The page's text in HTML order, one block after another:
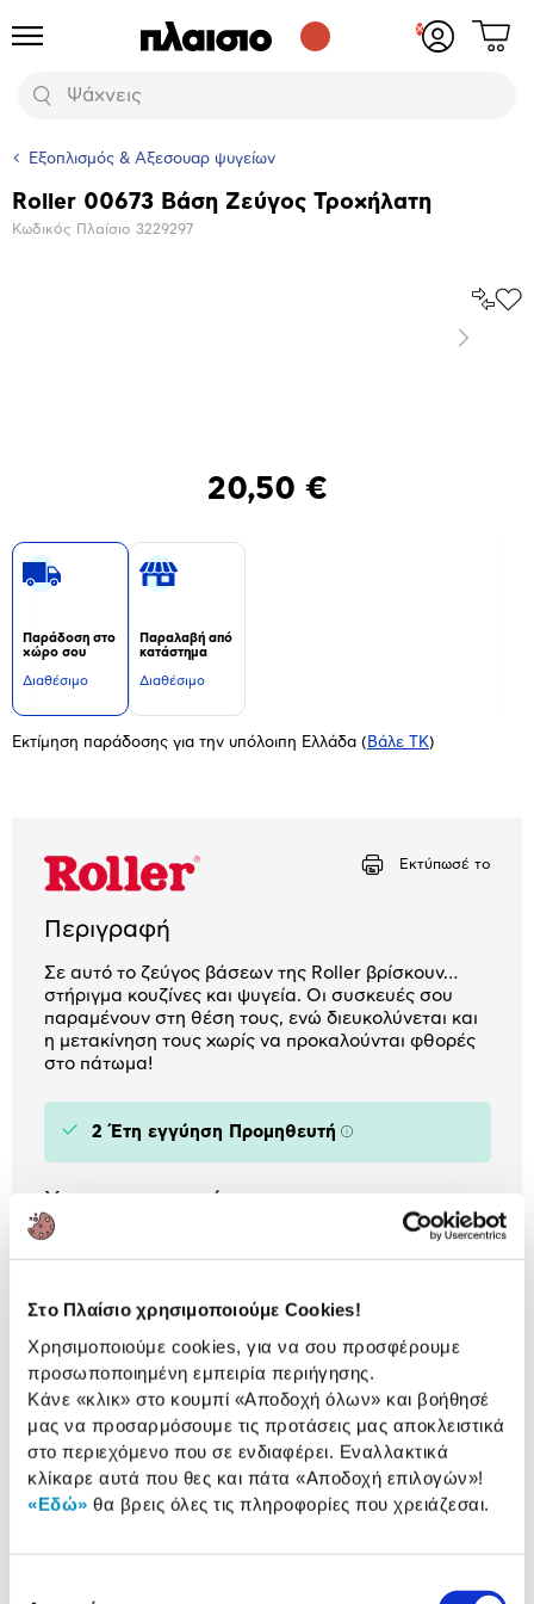
Στο Πλαίσιο χρησιμοποιούμε Cookies!
Χρησιμοποιούμε cookies, για να σου προσφέρουμε
προσωποποιημένη εμπειρία περιήγησης.
Κάνε «κλικ» στο κουμπί «Αποδοχή όλων» και βοήθησέ
μας να προσαρμόσουμε τις προτάσεις μας αποκλειστικά
στο περιεχόμενο που σε ενδιαφέρει. Εναλλακτικά
κλίκαρε αυτά που θες και πάτα «Αποδοχή επιλογών»!
«Εδώ» θα βρεις όλες τις πληροφορίες που χρειάζεσαι.
Προϊόντα
Αναζήτηση
Δες
Εξοπλισμός & Αξεσουαρ ψυγείων
Βασικά
Roller 00673 Βάση Ζεύγος Τροχήλατη
Κωδικός Πλαίσιο 3229297
Επόμενο
20,50 €
Παράδοση στο
χώρο σου
Διαθέσιμο
Παραλαβή από
κατάστημα
Διαθέσιμο
Εκτίμηση παράδοσης για την υπόλοιπη Ελλάδα ( Βάλε ΤΚ)
Εκτύπωσέ το
Περιγραφή
Σε αυτό το ζεύγος βάσεων της Roller βρίσκουν…
στήριγμα κουζίνες και ψυγεία. Οι συσκευές σου
παραμένουν στη θέση τους, ενώ διευκολύνεται και
η μετακίνηση τους χωρίς να προκαλούνται φθορές
στο πάτωμα!
2 Έτη εγγύηση Προμηθευτή Πληροφορίες
Χαρακτηριστικά
Χρώμα:
Αναλυτική
παρουσίαση
Αναλυτική παρουσίαση
Προδιαγραφές
προϊόντος
Χαρακτηριστικά
Αξιολογήσεις